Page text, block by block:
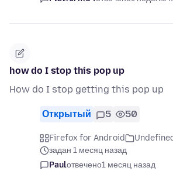
how do I stop this pop up
How do I stop getting this pop up
Открытый 5 50
Firefox for Android
задан 1 месяц назад
Paulотвечено1 месяц назад